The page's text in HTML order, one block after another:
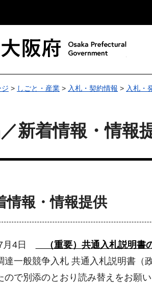
ジ > しごと・産業 > 入札・契約情報 > 入札・
新着情報・情報
情報・情報提供
月4日 （重要）共通入札説明書
達一般競争入札 共通入札説明書（
ので別添のとおり読み替えをお願い